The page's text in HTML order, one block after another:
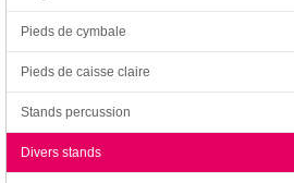
Pieds de cymbale
Pieds de caisse claire
Stands percussion
Divers stands